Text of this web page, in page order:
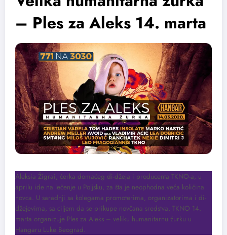
– Ples za Aleks 14. marta
Aleksia Žigrai, ćerka domaćeg di-džeja i producenta TKNO-a, u
aprilu ide na lečenje u Poljsku, za šta je neophodna veća količina
novca. U saradnji sa kolegama promoterima, organizatorima i di-
džejevima, sa ciljem da se prikupe novčana sredstva, TKNO 14.
marta organizuje Ples za Aleks – veliku humanitarnu žurku u
Hangaru Luke Beograd.